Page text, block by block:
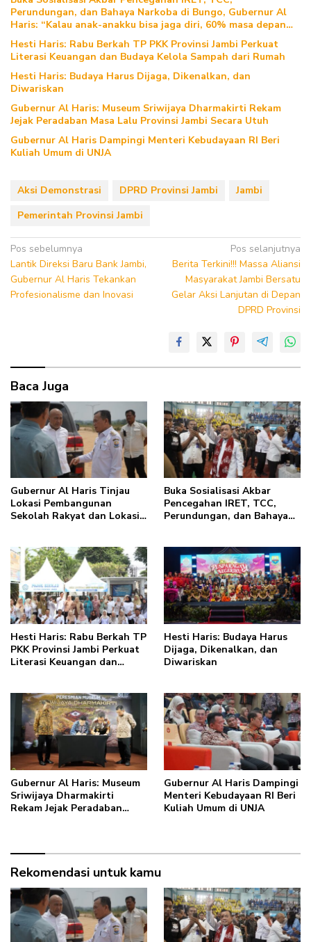
Perundungan, dan Bahaya Narkoba di Bungo, Gubernur Al
Haris: “Kalau anak-anakku bisa jaga diri, 60% masa depan
Hesti Haris: Rabu Berkah TP PKK Provinsi Jambi Perkuat
Literasi Keuangan dan Budaya Kelola Sampah dari Rumah
Hesti Haris: Budaya Harus Dijaga, Dikenalkan, dan
Diwariskan
Gubernur Al Haris: Museum Sriwijaya Dharmakirti Rekam
Jejak Peradaban Masa Lalu Provinsi Jambi Secara Utuh
Gubernur Al Haris Dampingi Menteri Kebudayaan RI Beri
Kuliah Umum di UNJA
Aksi Demonstrasi DPRD Provinsi Jambi
Jambi
Pemerintah Provinsi Jambi
Navigasi
pos
Pos sebelumnya
Lantik Direksi Baru Bank Jambi,
Gubernur Al Haris Tekankan
Profesionalisme dan Inovasi
Pos selanjutnya
Berita Terkini!!! Massa Aliansi
Masyarakat Jambi Bersatu
Gelar Aksi Lanjutan di Depan
DPRD Provinsi
Baca Juga
Gubernur Al Haris Tinjau
Lokasi Pembangunan
Sekolah Rakyat dan Lokasi
Buka Sosialisasi Akbar
Pencegahan IRET, TCC,
Perundungan, dan Bahaya
anakku bisa jaga diri, 60%
masa depan sudah ada di
tangan”
Hesti Haris: Rabu Berkah TP
PKK Provinsi Jambi Perkuat
Literasi Keuangan dan
Hesti Haris: Budaya Harus
Dijaga, Dikenalkan, dan
Diwariskan
Gubernur Al Haris: Museum
Sriwijaya Dharmakirti
Rekam Jejak Peradaban
Gubernur Al Haris Dampingi
Menteri Kebudayaan RI Beri
Kuliah Umum di UNJA
Rekomendasi untuk kamu